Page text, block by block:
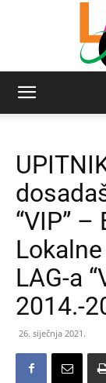
“VIP”
LAG-a
2014.-
26. siječnja 2021.